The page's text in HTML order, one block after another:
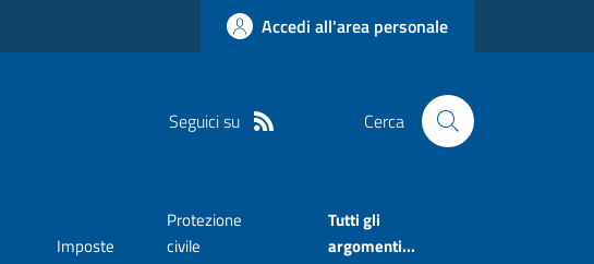
Accedi all'area personale
Seguici su Cerca
Imposte
Protezione
civile
Tutti gli
argomenti...